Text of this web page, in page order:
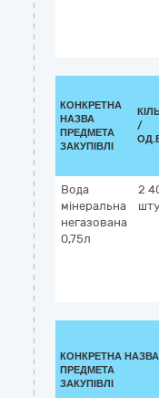
КОНКРЕТНА
НАЗВА
ПРЕДМЕТА
ЗАКУПІВЛІ
/
Вода
мінеральна
негазована
0,75л
2
КОНКРЕТНА НАЗВА
ПРЕДМЕТА
ЗАКУПІВЛІ